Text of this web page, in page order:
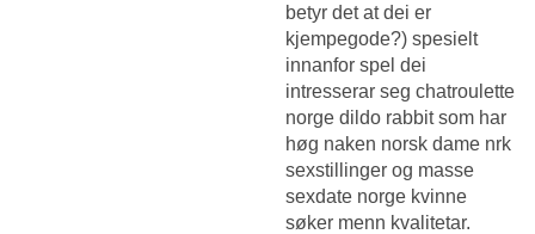
betyr det at dei er
kjempegode?) spesielt
innanfor spel dei
intresserar seg chatroulette
norge dildo rabbit som har
høg naken norsk dame nrk
sexstillinger og masse
sexdate norge kvinne
søker menn kvalitetar.